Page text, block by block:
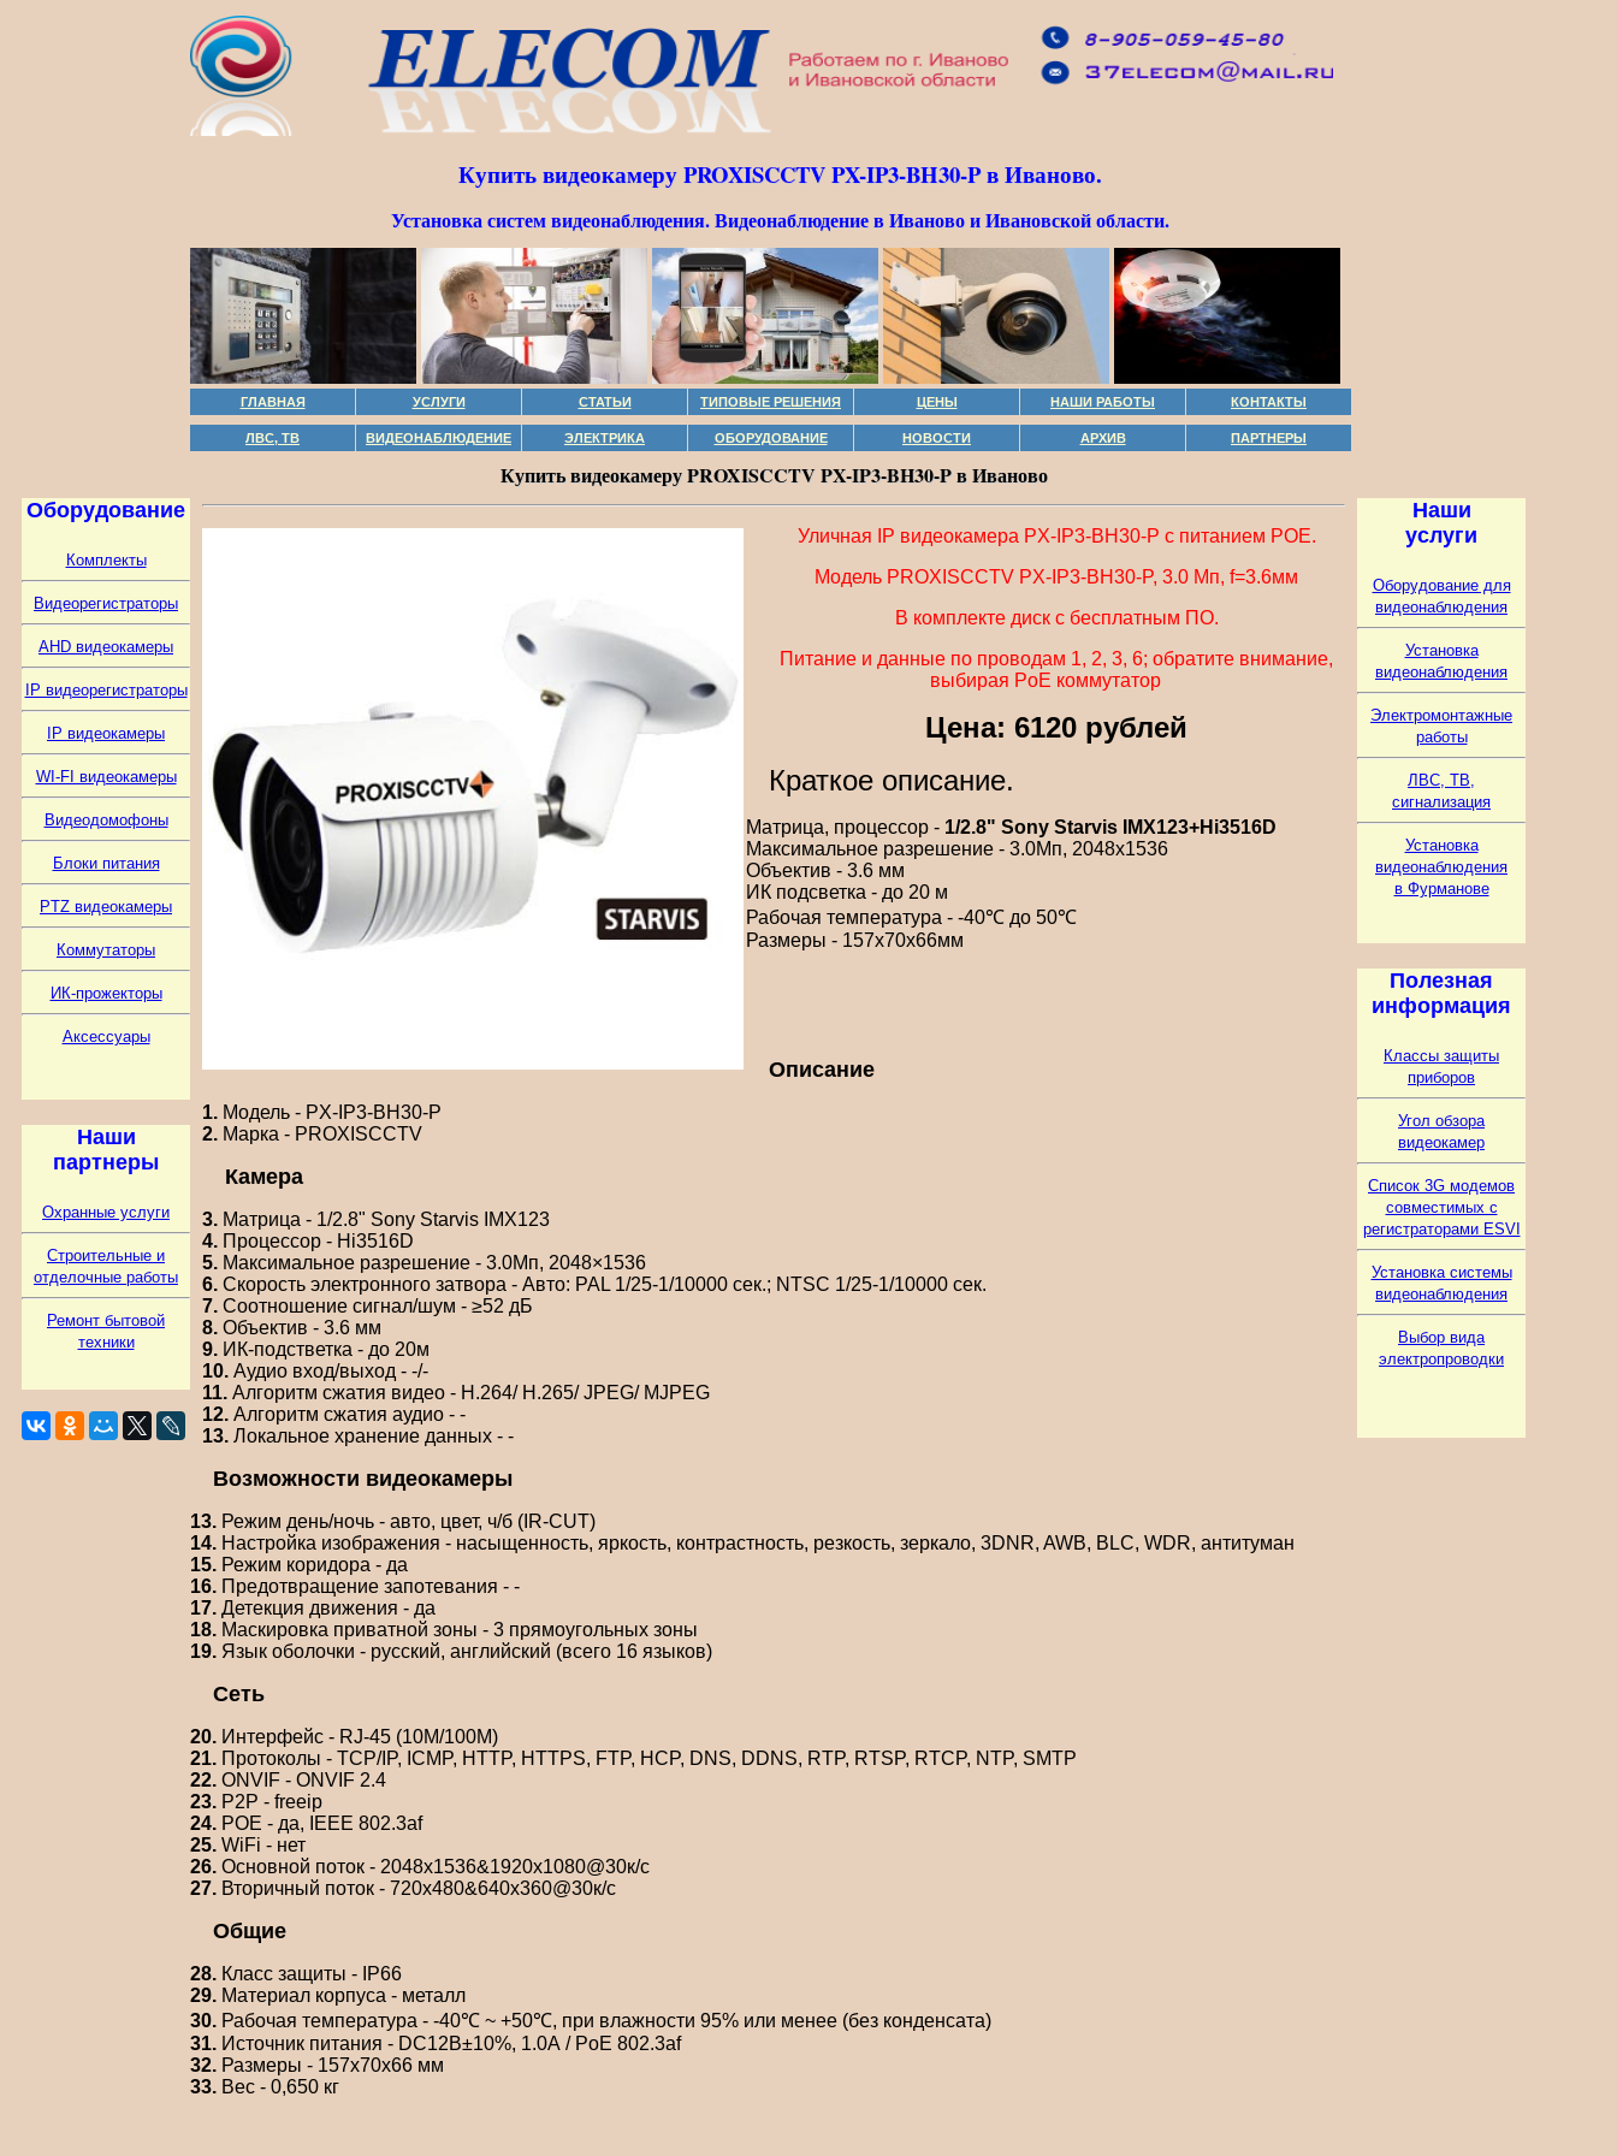
Купить видеокамеру PROXISCCTV PX-IP3-BH30-P в Иваново.
Установка систем видеонаблюдения. Видеонаблюдение в Иваново и Ивановской области.
ГЛАВНАЯ УСЛУГИ СТАТЬИ ТИПОВЫЕ РЕШЕНИЯ ЦЕНЫ НАШИ РАБОТЫ КОНТАКТЫ
ЛВС, ТВ ВИДЕОНАБЛЮДЕНИЕ ЭЛЕКТРИКА ОБОРУДОВАНИЕ НОВОСТИ АРХИВ ПАРТНЕРЫ
Оборудование
Комплекты
Видеорегистраторы
AHD видеокамеры
IP видеорегистраторы
IP видеокамеры
WI-FI видеокамеры
Видеодомофоны
Блоки питания
PTZ видеокамеры
Коммутаторы
ИК-прожекторы
Аксессуары
Наши
партнеры
Охранные услуги
Строительные и
отделочные работы
Ремонт бытовой
техники
Наши
услуги
Оборудование для
видеонаблюдения
Установка
видеонаблюдения
Электромонтажные
работы
ЛВС, ТВ,
сигнализация
Установка
видеонаблюдения
в Фурманове
Полезная
информация
Классы защиты
приборов
Угол обзора
видеокамер
Список 3G модемов
совместимых с
регистраторами ESVI
Установка системы
видеонаблюдения
Выбор вида
электропроводки
Купить видеокамеру PROXISCCTV PX-IP3-BH30-P в Иваново
Уличная IP видеокамера PX-IP3-BH30-P с питанием POE.
Модель PROXISCCTV PX-IP3-BH30-P, 3.0 Мп, f=3.6мм
В комплекте диск с бесплатным ПО.
Питание и данные по проводам 1, 2, 3, 6; обратите внимание,
выбирая PoE коммутатор
Цена: 6120 рублей
Краткое описание.
Матрица, процессор - 1/2.8" Sony Starvis IMX123+Hi3516D
Максимальное разрешение - 3.0Мп, 2048х1536
Объектив - 3.6 мм
ИК подсветка - до 20 м
Рабочая температура - -40℃ до 50℃
Размеры - 157x70x66мм
Описание
1. Модель - PX-IP3-BH30-P
2. Марка - PROXISCCTV
Камера
3. Матрица - 1/2.8" Sony Starvis IMX123
4. Процессор - Hi3516D
5. Максимальное разрешение - 3.0Мп, 2048×1536
6. Скорость электронного затвора - Авто: PAL 1/25-1/10000 сек.; NTSC 1/25-1/10000 сек.
7. Соотношение сигнал/шум - ≥52 дБ
8. Объектив - 3.6 мм
9. ИК-подстветка - до 20м
10. Аудио вход/выход - -/-
11. Алгоритм сжатия видео - H.264/ H.265/ JPEG/ MJPEG
12. Алгоритм сжатия аудио - -
13. Локальное хранение данных - -
Возможности видеокамеры
13. Режим день/ночь - авто, цвет, ч/б (IR-CUT)
14. Настройка изображения - насыщенность, яркость, контрастность, резкость, зеркало, 3DNR, AWB, BLC, WDR, антитуман
15. Режим коридора - да
16. Предотвращение запотевания - -
17. Детекция движения - да
18. Маскировка приватной зоны - 3 прямоугольных зоны
19. Язык оболочки - русский, английский (всего 16 языков)
Сеть
20. Интерфейс - RJ-45 (10M/100M)
21. Протоколы - TCP/IP, ICMP, HTTP, HTTPS, FTP, HCP, DNS, DDNS, RTP, RTSP, RTCP, NTP, SMTP
22. ONVIF - ONVIF 2.4
23. P2P - freeip
24. POE - да, IEEE 802.3af
25. WiFi - нет
26. Основной поток - 2048х1536&1920х1080@30к/с
27. Вторичный поток - 720х480&640х360@30к/с
Общие
28. Класс защиты - IP66
29. Материал корпуса - металл
30. Рабочая температура - -40℃ ~ +50℃, при влажности 95% или менее (без конденсата)
31. Источник питания - DC12В±10%, 1.0А / PoE 802.3af
32. Размеры - 157x70x66 мм
33. Вес - 0,650 кг